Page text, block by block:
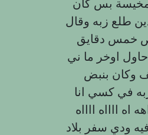
طلع زبه وقال
خمس دقايق
اوخر ما ني
وكان بنبض
في كسي انا
ااااه ااااه
ودي سفر بلاد